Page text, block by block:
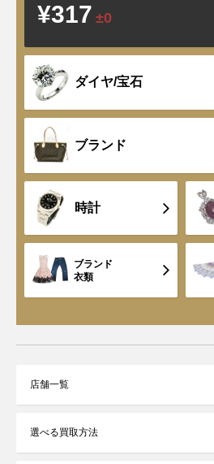
¥317 ±0
ダイヤ/宝石
ブランド
時計
ブランド
衣類
店舗一覧
選べる買取方法